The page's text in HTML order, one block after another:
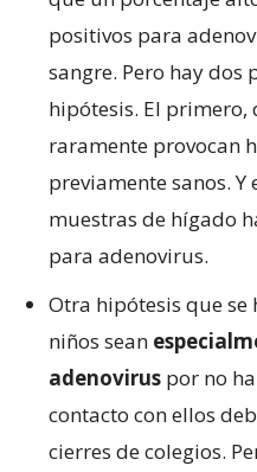
positivos para
sangre. Pero hay dos
hipótesis. El
raramente provocan
previamente sanos. Y
muestras de hígado
para adenovirus.
Otra hipótesis que se
niños sean
adenovirus por no
contacto con ellos
cierres de colegios.